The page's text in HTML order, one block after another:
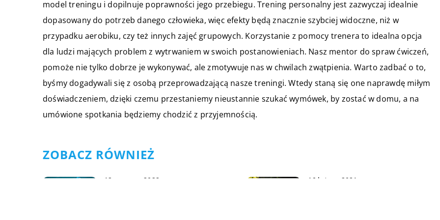
model treningu i dopilnuje poprawności jego przebiegu. Trening personalny jest zazwyczaj idealnie
dopasowany do potrzeb danego człowieka, więc efekty będą znacznie szybciej widoczne, niż w
przypadku aerobiku, czy też innych zajęć grupowych. Korzystanie z pomocy trenera to idealna opcja
dla ludzi mających problem z wytrwaniem w swoich postanowieniach. Nasz mentor do spraw ćwiczeń,
pomoże nie tylko dobrze je wykonywać, ale zmotywuje nas w chwilach zwątpienia. Warto zadbać o to,
byśmy dogadywali się z osobą przeprowadzającą nasze treningi. Wtedy staną się one naprawdę miłym
doświadczeniem, dzięki czemu przestaniemy nieustannie szukać wymówek, by zostać w domu, a na
umówione spotkania będziemy chodzić z przyjemnością.
ZOBACZ RÓWNIEŻ
12 czerwca 2022 16 lutego 2021